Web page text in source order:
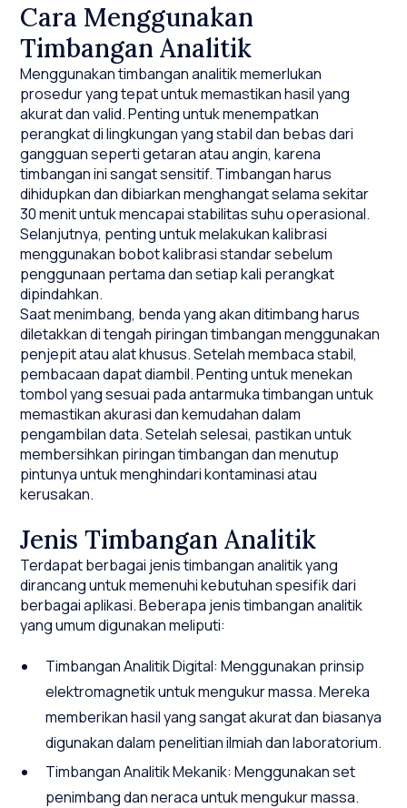
Cara Menggunakan
Timbangan Analitik
Menggunakan timbangan analitik memerlukan
prosedur yang tepat untuk memastikan hasil yang
akurat dan valid. Penting untuk menempatkan
perangkat di lingkungan yang stabil dan bebas dari
gangguan seperti getaran atau angin, karena
timbangan ini sangat sensitif. Timbangan harus
dihidupkan dan dibiarkan menghangat selama sekitar
30 menit untuk mencapai stabilitas suhu operasional.
Selanjutnya, penting untuk melakukan kalibrasi
menggunakan bobot kalibrasi standar sebelum
penggunaan pertama dan setiap kali perangkat
dipindahkan.
Saat menimbang, benda yang akan ditimbang harus
diletakkan di tengah piringan timbangan menggunakan
penjepit atau alat khusus. Setelah membaca stabil,
pembacaan dapat diambil. Penting untuk menekan
tombol yang sesuai pada antarmuka timbangan untuk
memastikan akurasi dan kemudahan dalam
pengambilan data. Setelah selesai, pastikan untuk
membersihkan piringan timbangan dan menutup
pintunya untuk menghindari kontaminasi atau
kerusakan.
Jenis Timbangan Analitik
Terdapat berbagai jenis timbangan analitik yang
dirancang untuk memenuhi kebutuhan spesifik dari
berbagai aplikasi. Beberapa jenis timbangan analitik
yang umum digunakan meliputi:
Timbangan Analitik Digital: Menggunakan prinsip
elektromagnetik untuk mengukur massa. Mereka
memberikan hasil yang sangat akurat dan biasanya
digunakan dalam penelitian ilmiah dan laboratorium.
Timbangan Analitik Mekanik: Menggunakan set
penimbang dan neraca untuk mengukur massa.